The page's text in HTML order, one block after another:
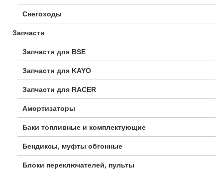
Снегоходы
Запчасти
Запчасти для BSE
Запчасти для KAYO
Запчасти для RACER
Амортизаторы
Баки топливные и комплектующие
Бендиксы, муфты обгонные
Блоки переключателей, пульты